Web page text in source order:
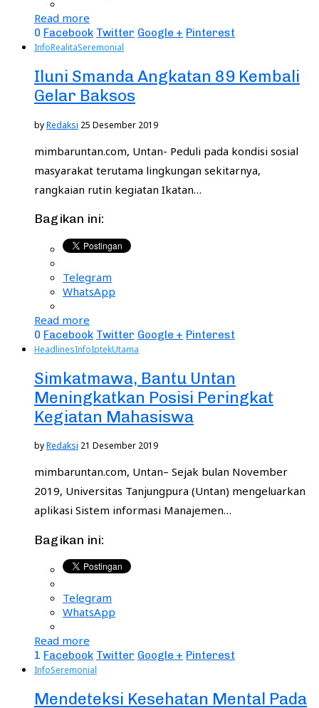
Read more
0 Facebook Twitter Google + Pinterest
InfoRealitaSeremonial
Iluni Smanda Angkatan 89 Kembali
Gelar Baksos
byRedaksi 25 Desember 2019
mimbaruntan.com, Untan- Peduli pada kondisi sosial
masyarakat terutama lingkungan sekitarnya,
rangkaian rutin kegiatan Ikatan…
Bagikan ini:
Telegram
WhatsApp
Read more
0 Facebook Twitter Google + Pinterest
HeadlinesInfoIptekUtama
Simkatmawa, Bantu Untan
Meningkatkan Posisi Peringkat
Kegiatan Mahasiswa
byRedaksi 21 Desember 2019
mimbaruntan.com, Untan– Sejak bulan November
2019, Universitas Tanjungpura (Untan) mengeluarkan
aplikasi Sistem informasi Manajemen…
Bagikan ini:
Telegram
WhatsApp
Read more
1 Facebook Twitter Google + Pinterest
InfoSeremonial
Mendeteksi Kesehatan Mental Pada